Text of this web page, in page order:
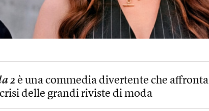
2 è una commedia divertente che affronta
delle grandi riviste di moda